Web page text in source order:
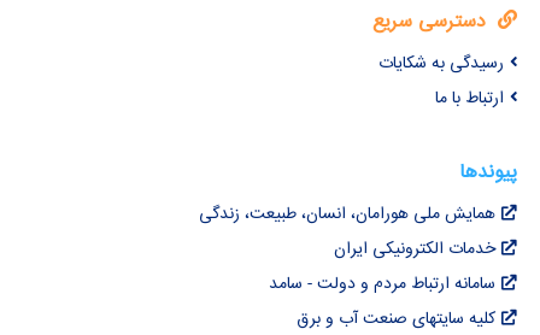
دسترسی سریع
رسیدگی به شکایات
ارتباط با ما
پیوندها
همایش ملی هورامان، انسان، طبیعت، زندگی
خدمات الکترونیکی ایران
سامانه ارتباط مردم و دولت - سامد
کلیه سایتهای صنعت آب و برق